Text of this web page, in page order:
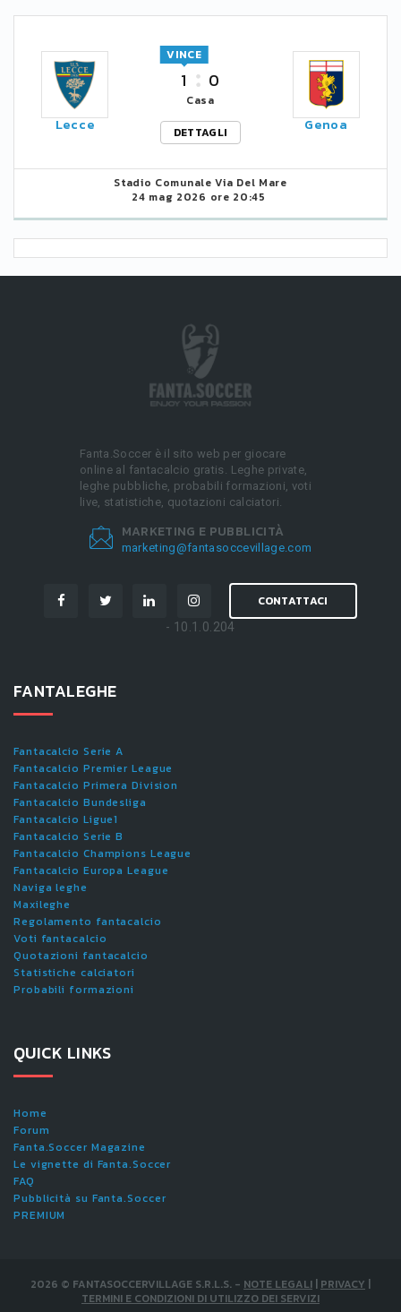
Lecce
1
VINCE
0
Casa
DETTAGLI
Genoa
Stadio Comunale Via Del Mare
24 mag 2026 ore 20:45
Fanta.Soccer è il sito web per giocare
online al fantacalcio gratis. Leghe private,
leghe pubbliche, probabili formazioni, voti
live, statistiche, quotazioni calciatori.
MARKETING E PUBBLICITÀ
marketing@fantasoccevillage.com
CONTATTACI
- 10.1.0.204
FANTALEGHE
Fantacalcio Serie A
Fantacalcio Premier League
Fantacalcio Primera Division
Fantacalcio Bundesliga
Fantacalcio Ligue1
Fantacalcio Serie B
Fantacalcio Champions League
Fantacalcio Europa League
Naviga leghe
Maxileghe
Regolamento fantacalcio
Voti fantacalcio
Quotazioni fantacalcio
Statistiche calciatori
Probabili formazioni
QUICK LINKS
Home
Forum
Fanta.Soccer Magazine
Le vignette di Fanta.Soccer
FAQ
Pubblicità su Fanta.Soccer
PREMIUM
2026 © FANTASOCCERVILLAGE S.R.L.S. - NOTE LEGALI | PRIVACY |
TERMINI E CONDIZIONI DI UTILIZZO DEI SERVIZI